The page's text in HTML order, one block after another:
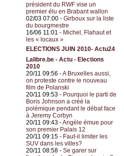
président du RWF vise un
premier élu en Brabant wallon
02/03 07:00 - Girboux sur la liste
du bourgmestre
16/06 11:01 - Michel, Flahaut et
les « locaux »
ELECTIONS JUIN 2010- Actu24
Lalibre.be - Actu - Elections
2010
20/11 09:56 -A Bruxelles aussi,
on proteste contre le nouveau
film de Polanski
20/11 09:53 - Pourquoi le parti de
Boris Johnson a créé la
polémique pendant le débat face
à Jeremy Corbyn
20/11 09:43 -Angèle émue pour
son premier Palais 12
20/11 09:15 - Faut-il limiter les
SUV dans les villes?
20/11 08:58 - Se garer sur